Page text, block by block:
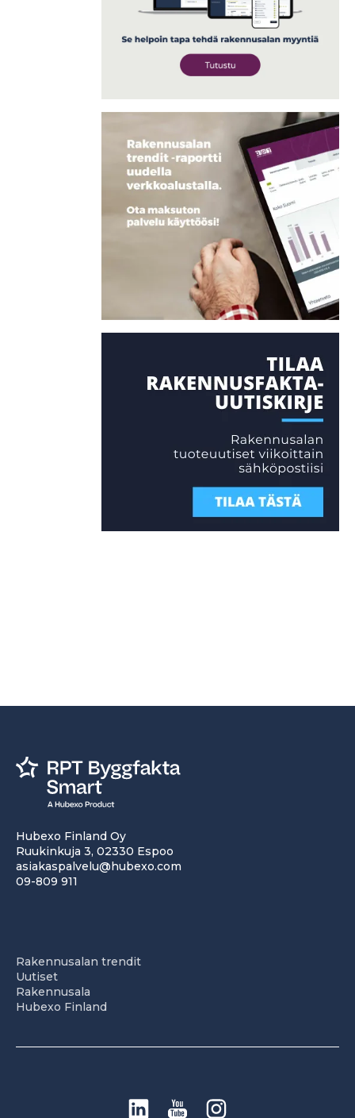
Hubexo Finland Oy
Ruukinkuja 3, 02330 Espoo
asiakaspalvelu@hubexo.com
09-809 911
Rakennusalan trendit
Uutiset
Rakennusala
Hubexo Finland